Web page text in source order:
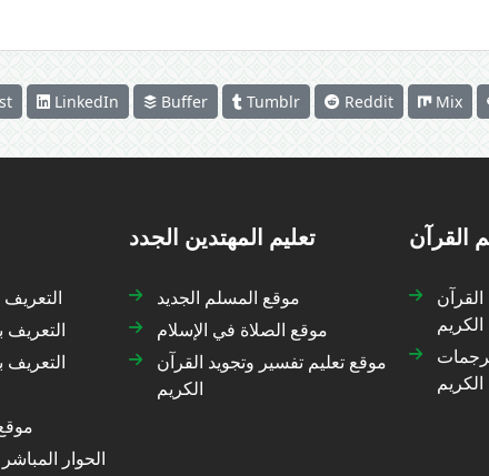
LinkedIn Buffer Tumblr Reddit Mix
التعريف
التعريف
التعريف
الحوار
تعليم المهتدين الجدد
موقع المسلم الجديد
موقع الصلاة في الإسلام
موقع تعليم تفسير وتجويد القرآن
الكريم
القرآن
الكريم